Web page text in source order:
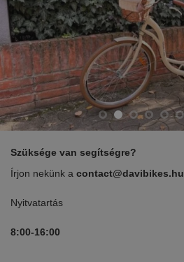
Szüksége van segítségre?
Írjon nekünk a contact@davibikes.hu
Nyitvatartás
8:00-16:00